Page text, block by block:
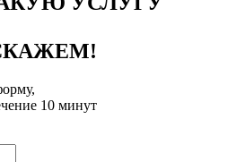
10 минут